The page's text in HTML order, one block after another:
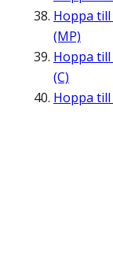
Hoppa till
(MP)
Hoppa till
(C)
Hoppa till